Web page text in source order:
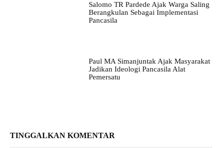
Salomo TR Pardede Ajak Warga Saling
Berangkulan Sebagai Implementasi
Pancasila
Paul MA Simanjuntak Ajak Masyarakat
Jadikan Ideologi Pancasila Alat
Pemersatu
TINGGALKAN KOMENTAR